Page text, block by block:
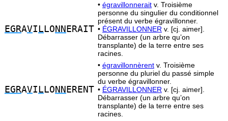
EGRAVI L LO NN ERAIT
• égravillonnerait v. Troisième
personne du singulier du conditionnel
présent du verbe égravillonner.
• ÉGRAVILLONNER v. [cj. aimer].
Débarrasser (un arbre qu’on
transplante) de la terre entre ses
racines.
EGRAVI L LO NN ERENT
• égravillonnèrent v. Troisième
personne du pluriel du passé simple
du verbe égravillonner.
• ÉGRAVILLONNER v. [cj. aimer].
Débarrasser (un arbre qu’on
transplante) de la terre entre ses
racines.